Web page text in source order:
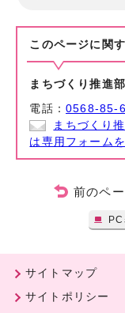
このページに関
まちづくり推進
電話：0568-85-
まちづくり
は専用フォーム
前のペ
サイトマップ
サイトポリシー